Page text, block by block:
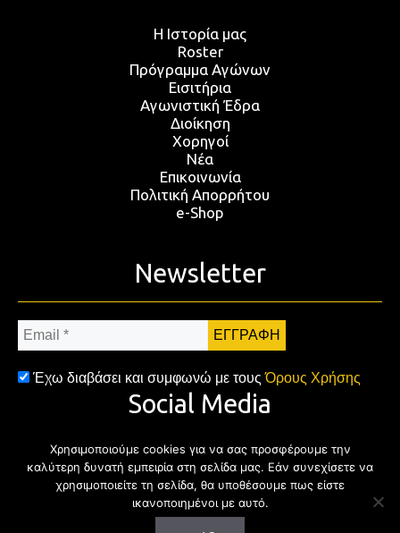
Η Ιστορία μας
Roster
Πρόγραμμα Αγώνων
Εισιτήρια
Αγωνιστική Έδρα
Διοίκηση
Χορηγοί
Νέα
Επικοινωνία
Πολιτική Απορρήτου
e-Shop
Newsletter
Email
*
Έχω διαβάσει και συμφωνώ με τουςΌρους Χρήσης
Social Media
FacebookTwitter Instagram
Χρησιμοποιούμε cookies για να σας προσφέρουμε την
καλύτερη δυνατή εμπειρία στη σελίδα μας. Εάν συνεχίσετε να
χρησιμοποιείτε τη σελίδα, θα υποθέσουμε πως είστε
ικανοποιημένοι με αυτό.